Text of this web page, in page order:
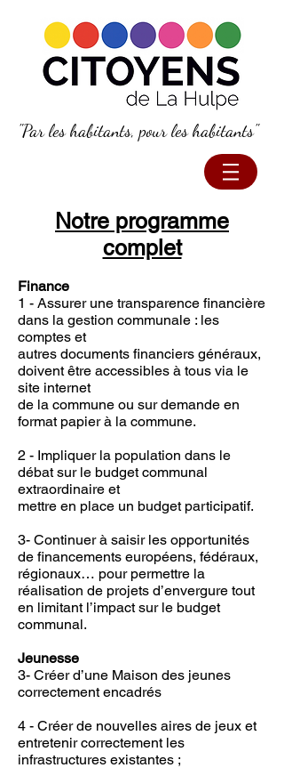
"Par les habitants, pour les habitants"
Notre programme
complet
Finance
1 - Assurer une transparence financière
dans la gestion communale : les
comptes et
autres documents financiers généraux,
doivent être accessibles à tous via le
site internet
de la commune ou sur demande en
format papier à la commune.
2 - Impliquer la population dans le
débat sur le budget communal
extraordinaire et
mettre en place un budget participatif.
3- Continuer à saisir les opportunités
de financements européens, fédéraux,
régionaux… pour permettre la
réalisation de projets d’envergure tout
en limitant l’impact sur le budget
communal.
Jeunesse
3- Créer d’une Maison des jeunes
correctement encadrés
4 - Créer de nouvelles aires de jeux et
entretenir correctement les
infrastructures existantes ;